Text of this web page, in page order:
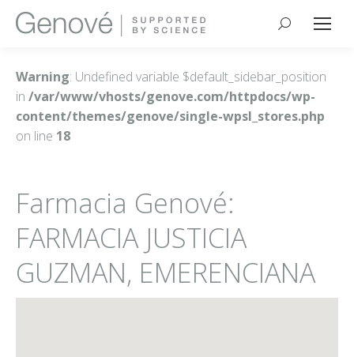
Buscar:
Warning: Undefined variable $default_sidebar_position
in /var/www/vhosts/genove.com/httpdocs/wp-
content/themes/genove/single-wpsl_stores.php
on line 18
Farmacia Genové:
FARMACIA JUSTICIA
GUZMAN, EMERENCIANA